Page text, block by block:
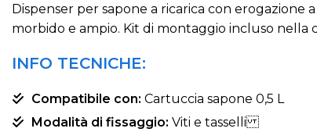
Dispenser per sapone a ricarica con erogazione
morbido e ampio. Kit di montaggio incluso
INFO TECNICHE:
Compatibile con: Cartuccia sapone 0,5 L
Modalità di fissaggio: Viti e tasselli